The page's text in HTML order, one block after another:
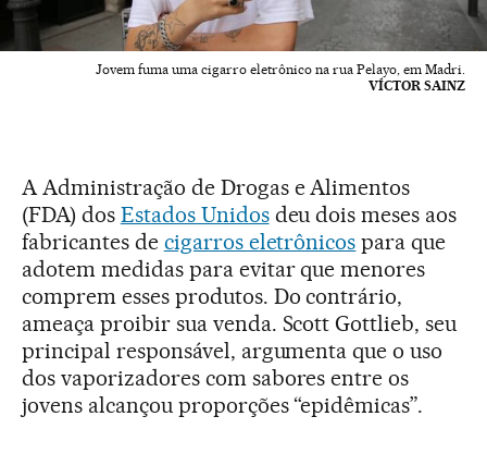
Jovem fuma uma cigarro eletrônico na rua Pelayo, em Madri.
VÍCTOR SAINZ
A Administração de Drogas e Alimentos
(FDA) dos Estados Unidosdeu dois meses aos
fabricantes de cigarros eletrônicos para que
adotem medidas para evitar que menores
comprem esses produtos. Do contrário,
ameaça proibir sua venda. Scott Gottlieb, seu
principal responsável, argumenta que o uso
dos vaporizadores com sabores entre os
jovens alcançou proporções “epidêmicas”.